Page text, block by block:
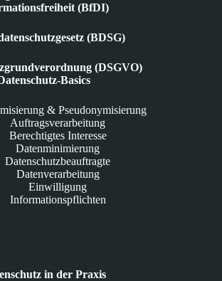
(BfDI)
(BDSG)
(DSGVO)
Basics
& Pseudonymisierung
Auftragsverarbeitung
Berechtigtes Interesse
Datenminimierung
Datenschutzbeauftragte
Datenverarbeitung
Einwilligung
Informationspflichten
in der Praxis